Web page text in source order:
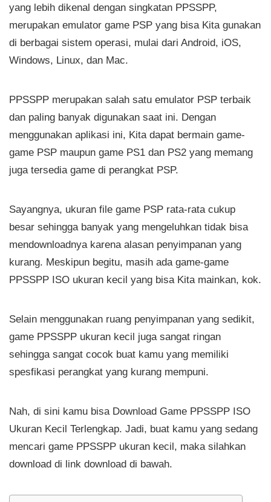
yang lebih dikenal dengan singkatan PPSSPP,
merupakan emulator game PSP yang bisa Kita gunakan
di berbagai sistem operasi, mulai dari Android, iOS,
Windows, Linux, dan Mac.
PPSSPP merupakan salah satu emulator PSP terbaik
dan paling banyak digunakan saat ini. Dengan
menggunakan aplikasi ini, Kita dapat bermain game-
game PSP maupun game PS1 dan PS2 yang memang
juga tersedia game di perangkat PSP.
Sayangnya, ukuran file game PSP rata-rata cukup
besar sehingga banyak yang mengeluhkan tidak bisa
mendownloadnya karena alasan penyimpanan yang
kurang. Meskipun begitu, masih ada game-game
PPSSPP ISO ukuran kecil yang bisa Kita mainkan, kok.
Selain menggunakan ruang penyimpanan yang sedikit,
game PPSSPP ukuran kecil juga sangat ringan
sehingga sangat cocok buat kamu yang memiliki
spesfikasi perangkat yang kurang mempuni.
Nah, di sini kamu bisa Download Game PPSSPP ISO
Ukuran Kecil Terlengkap. Jadi, buat kamu yang sedang
mencari game PPSSPP ukuran kecil, maka silahkan
download di link download di bawah.